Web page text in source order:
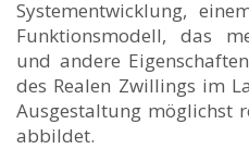
Systementwicklung,
Funktionsmodell, das
und andere
des Realen Zwillings im
Ausgestaltung möglichst
abbildet.